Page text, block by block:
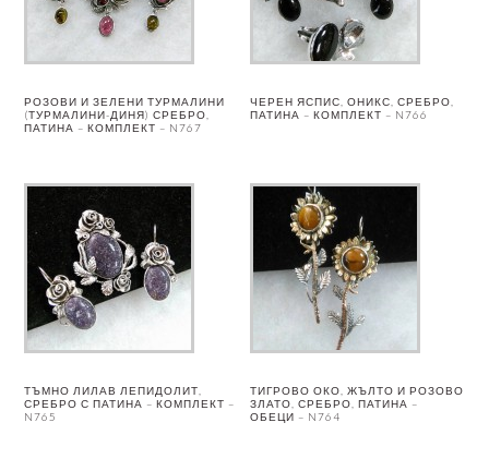
РОЗОВИ И ЗЕЛЕНИ ТУРМАЛИНИ
(ТУРМАЛИНИ-ДИНЯ) СРЕБРО,
ПАТИНА – КОМПЛЕКТ – N767
ЧЕРЕН ЯСПИС, ОНИКС, СРЕБРО,
ПАТИНА – КОМПЛЕКТ – N766
ТЪМНО ЛИЛАВ ЛЕПИДОЛИТ,
СРЕБРО С ПАТИНА – КОМПЛЕКТ –
N765
ТИГРОВО ОКО, ЖЪЛТО И РОЗОВО
ЗЛАТО, СРЕБРО, ПАТИНА –
ОБЕЦИ – N764